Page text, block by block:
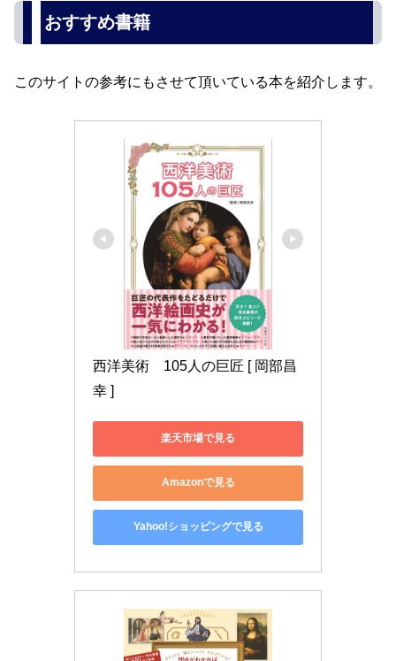
おすすめ書籍
このサイトの参考にもさせて頂いている本を紹介します。
西洋美術　105人の巨匠 [ 岡部昌
幸 ]
楽天市場で見る
Amazonで見る
Yahoo!ショッピングで見る